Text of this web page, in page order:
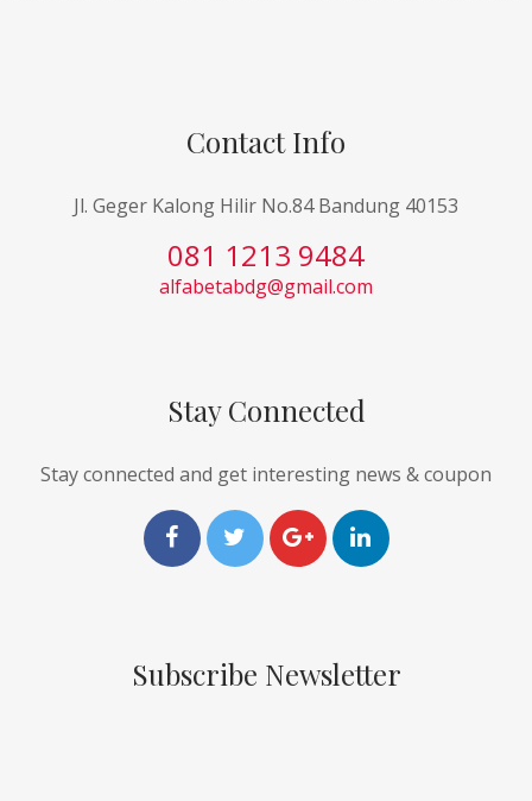
Contact Info
Jl. Geger Kalong Hilir No.84 Bandung 40153
081 1213 9484
alfabetabdg@gmail.com
Stay Connected
Stay connected and get interesting news & coupon
Subscribe Newsletter